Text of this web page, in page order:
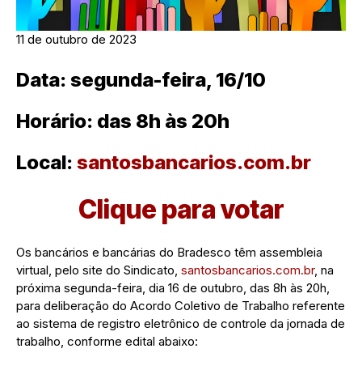
11 de outubro de 2023
Data: segunda-feira, 16/10
Horário: das 8h às 20h
Local: santosbancarios.com.br
Clique para votar
Os bancários e bancárias do Bradesco têm assembleia
virtual, pelo site do Sindicato, santosbancarios.com.br, na
próxima segunda-feira, dia 16 de outubro, das 8h às 20h,
para deliberação do Acordo Coletivo de Trabalho referente
ao sistema de registro eletrônico de controle da jornada de
trabalho, conforme edital abaixo: